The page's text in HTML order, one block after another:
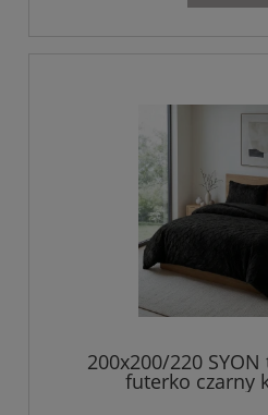
200x200/220
futerko czarny